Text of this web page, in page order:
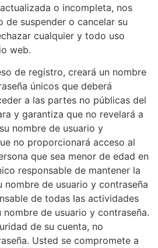
o incompleta, nos
de suspender o cancelar su
cualquier y todo uso
web.
de registro, creará un nombre
únicos que deberá
a las partes no públicas del
y garantiza que no revelará a
nombre de usuario y
no proporcionará acceso al
que sea menor de edad en
responsable de mantener la
de usuario y contraseña
de todas las actividades
de usuario y contraseña.
de su cuenta, no
Usted se compromete a